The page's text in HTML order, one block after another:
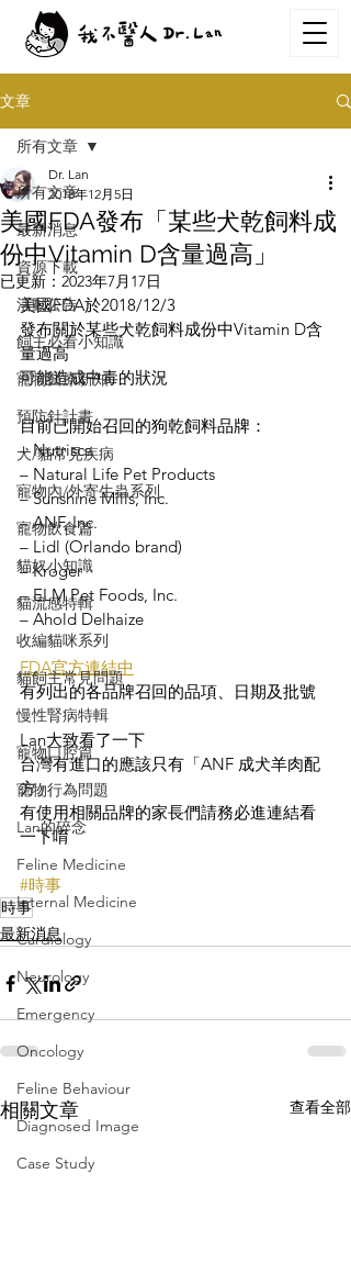
文章
所有文章
最新消息
資源下載
活動公告
飼主必看小知識
寵物醫療新知
預防針計畫
犬/貓常見疾病
寵物內/外寄生蟲系列
寵物飲食篇
貓奴小知識
貓流感特輯
收編貓咪系列
貓飼主常見問題
慢性腎病特輯
寵物口腔篇
寵物行為問題
Lan的碎念
Feline Medicine
Internal Medicine
Cardiology
Neurology
Emergency
Oncology
Feline Behaviour
Diagnosed Image
Case Study
所有文章
美國FDA發布「某些犬乾飼料成
份中Vitamin D含量過高」
Dr. Lan
2018年12月5日
已更新： 2023年7月17日
美國FDA於2018/12/3
發布關於某些犬乾飼料成份中Vitamin D含
量過高
可能造成中毒的狀況
目前已開始召回的狗乾飼料品牌：
– Nutrisca
– Natural Life Pet Products
– Sunshine Mills, Inc.
– ANF, Inc.
– Lidl (Orlando brand)
– Kroger
– ELM Pet Foods, Inc.
– Ahold Delhaize
FDA官方連結中
有列出的各品牌召回的品項、日期及批號
Lan大致看了一下
台灣有進口的應該只有「ANF 成犬羊肉配
方」
有使用相關品牌的家長們請務必進連結看
一下唷
#時事
時事
最新消息
相關文章 查看全部